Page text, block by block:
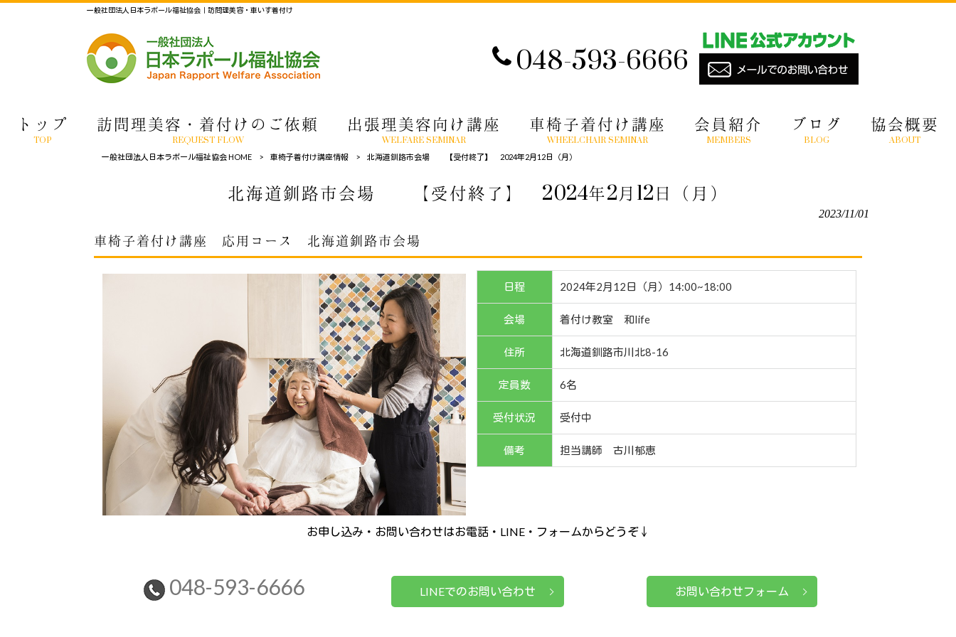
一般社団法人日本ラポール福祉協会｜訪問理美容・車いす着付け
048-593-6666
トップ
TOP
訪問理美容・着付けのご依頼
REQUEST FLOW
出張理美容向け講座
WELFARE SEMINAR
車椅子着付け講座
WHEELCHAIR SEMINAR
会員紹介
MEMBERS
ブログ
BLOG
協会概要
ABOUT
一般社団法人日本ラポール福祉協会 HOME > 車椅子着付け講座情報 > 北海道釧路市会場 【受付終了】 2024年2月12日（月）
北海道釧路市会場 【受付終了】 2024年2月12日（月）
2023/11/01
車椅子着付け講座 応用コース 北海道釧路市会場
日程 2024年2月12日（月）14:00~18:00
会場 着付け教室 和life
住所 北海道釧路市川北8-16
定員数 6名
受付状況 受付中
備考 担当講師 古川郁恵
お申し込み・お問い合わせはお電話・LINE・フォームからどうぞ↓
048-593-6666 LINEでのお問い合わせ お問い合わせフォーム